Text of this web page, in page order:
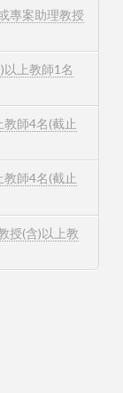
專案助理教授
上教師1名
師4名(截止
師4名(截止
授(含)以上教